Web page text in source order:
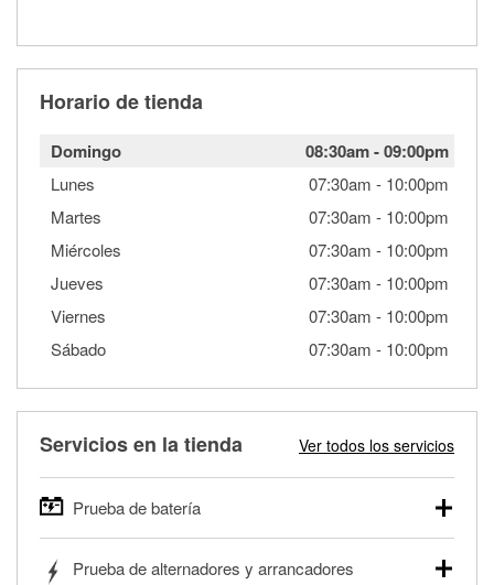
Horario de tienda
Domingo 08:30am-09:00pm
Lunes 07:30am - 10:00pm
Martes
07:30am - 10:00pm
Miércoles
07:30am - 10:00pm
Jueves
07:30am - 10:00pm
Viernes
07:30am - 10:00pm
Sábado
07:30am - 10:00pm
Servicios en la tienda Ver todos los servicios
Prueba de batería
autos, camionetas, SUVs, vehículos comerciales y
Prueba de alternadores y arrancadores